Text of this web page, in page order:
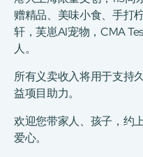
赠精品、美味小食、手打
轩，芙崽AI宠物，CMA
人。
所有义卖收入将用于支持
益项目助力。
欢迎您带家人、孩子，约
爱心。